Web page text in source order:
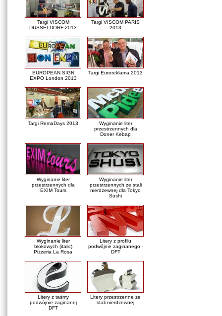
Targi VISCOM
DUSSELDORF 2013
Targi VISCOM PARIS
2013
EUROPEAN SIGN
EXPO London 2013
Targi Euroreklama 2013
Targi RemaDays 2013
Wyginanie liter
przestrzennych dla
Doner Kebap
Wyginanie liter
przestrzennych dla
EXIM Tours
Wyginanie liter
przestrzennych ze stali
nierdzewnej dla Tokyo
Sushi
Wyginanie liter
blokowych (italic)
Pizzeria La Rosa
Litery z profilu
podwójnie zaginanego -
DFT
Litery z taśmy
podwójnie zaginanej
DFT
Litery przestrzenne ze
stali nierdzewnej